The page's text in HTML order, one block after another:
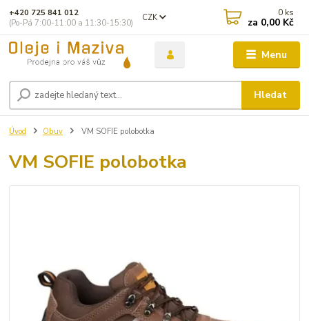
Menu
CZK
Hledat
+420 725 841 012
(Po-Pá 7:00-11:00 a 11:30-15:30)
0 ks
za 0,00 Kč
Úvod Obuv VM SOFIE polobotka
VM SOFIE polobotka